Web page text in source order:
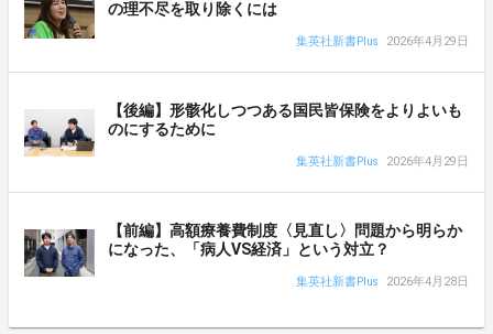
の理不尽を取り除くには
集英社新書Plus 2026年4月29日
【後編】形骸化しつつある国民皆保険をよりよいも
のにするために
集英社新書Plus 2026年4月29日
【前編】高額療養費制度〈見直し〉問題から明らか
になった、「病人VS経済」という対立？
集英社新書Plus 2026年4月28日